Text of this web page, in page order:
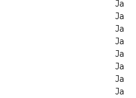
Ja
Ja
Ja
Ja
Ja
Ja
Ja
Ja